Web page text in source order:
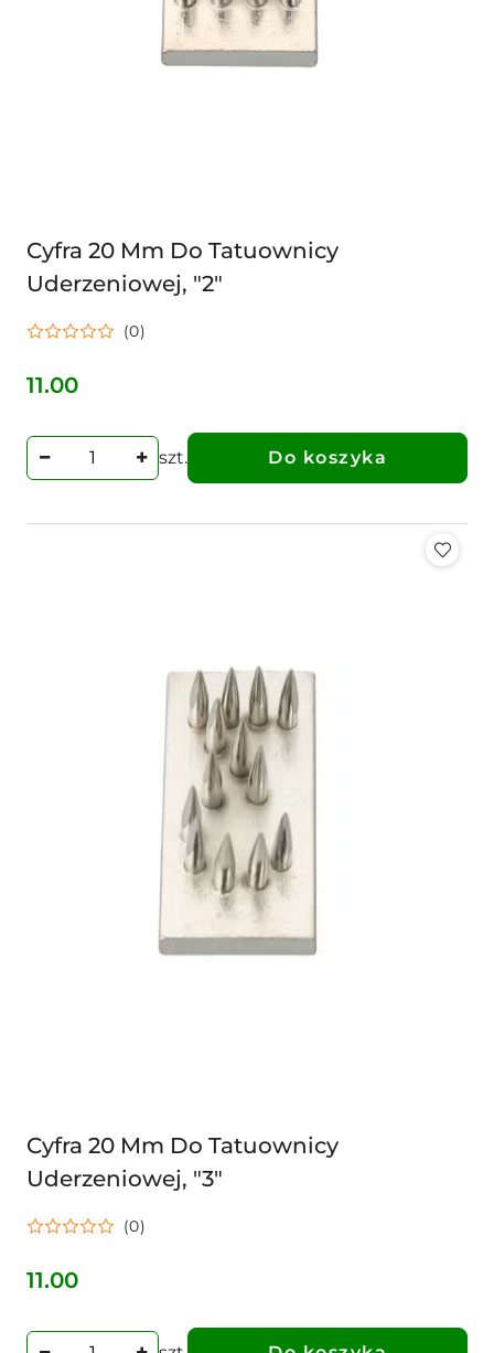
Cyfra 20 Mm Do Tatuownicy
Uderzeniowej, "2"
(0)
Cena:
11.00
szt. Do koszyka
Cyfra 20 Mm Do Tatuownicy
Uderzeniowej, "3"
(0)
Cena:
11.00